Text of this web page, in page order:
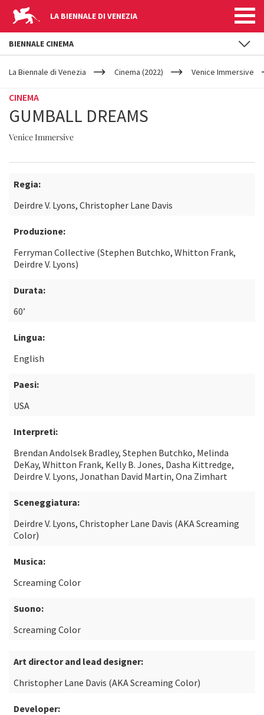
LA BIENNALE DI VENEZIA
YOUR
ARE
La Biennale di Venezia Cinema (2022) Venice Immersive
CINEMA
GUMBALL DREAMS
Venice Immersive
Regia:
Deirdre V. Lyons, Christopher Lane Davis
Produzione:
Ferryman Collective (Stephen Butchko, Whitton Frank,
Deirdre V. Lyons)
Durata:
60’
Lingua:
English
Paesi:
USA
Interpreti:
Brendan Andolsek Bradley, Stephen Butchko, Melinda
DeKay, Whitton Frank, Kelly B. Jones, Dasha Kittredge,
Deirdre V. Lyons, Jonathan David Martin, Ona Zimhart
Sceneggiatura:
Deirdre V. Lyons, Christopher Lane Davis (AKA Screaming
Color)
Musica:
Screaming Color
Suono:
Screaming Color
Art director and lead designer:
Christopher Lane Davis (AKA Screaming Color)
Developer:
BIENNALE CINEMA